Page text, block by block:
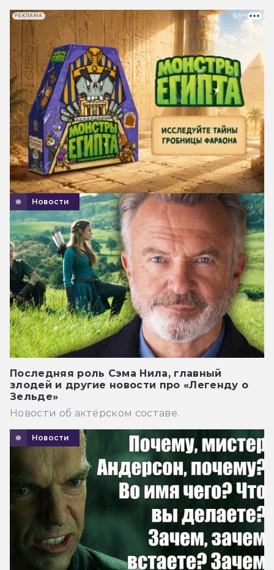
Новости
Последняя роль Сэма Нила, главный
злодей и другие новости про «Легенду о
Зельде»
Новости об актёрском составе.
Новости
РЕКЛАМА